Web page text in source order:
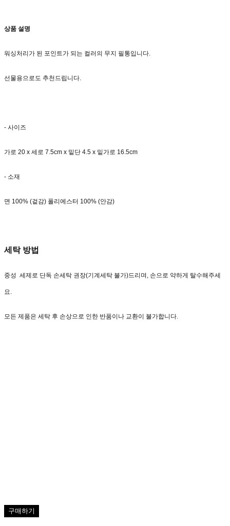
상품 설명
워싱처리가 된 포인트가 되는 컬러의 무지 필통입니다.
선물용으로도 추천드립니다.
- 사이즈
가로 20 x 세로 7.5cm x 밑단 4.5 x 밑가로 16.5cm
- 소재
면 100% (겉감) 폴리에스터 100% (안감)
세탁 방법
중성 세제로 단독 손세탁 권장(기계세탁 불가)드리며, 손으로 약하게 탈수해주세
요.
모든 제품은 세탁 후 손상으로 인한 반품이나 교환이 불가합니다.
구매하기